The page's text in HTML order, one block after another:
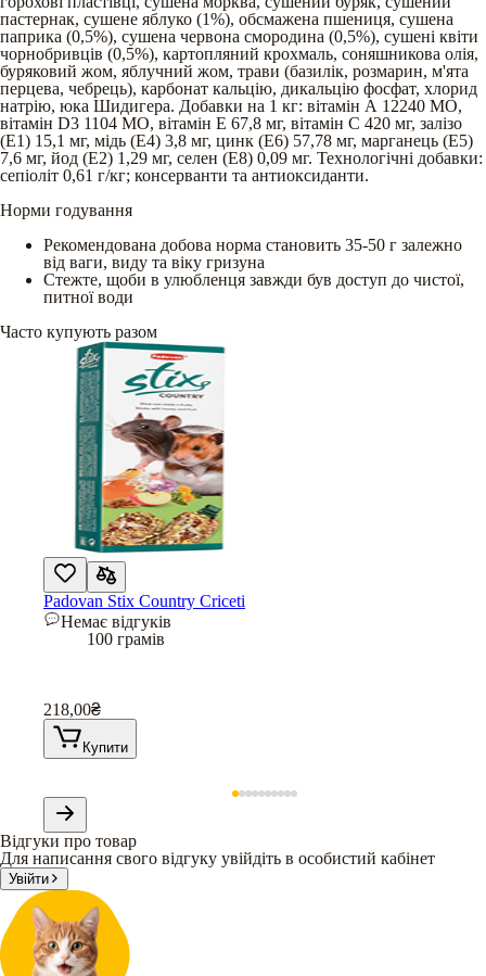
пастернак, сушене яблуко (1%), обсмажена пшениця, сушена
паприка (0,5%), сушена червона смородина (0,5%), сушені квіти
чорнобривців (0,5%), картопляний крохмаль, соняшникова олія,
буряковий жом, яблучний жом, трави (базилік, розмарин, м'ята
перцева, чебрець), карбонат кальцію, дикальцію фосфат, хлорид
натрію, юка Шидигера. Добавки на 1 кг: вітамін А 12240 МО,
вітамін D3 1104 МО, вітамін Е 67,8 мг, вітамін С 420 мг, залізо
(Е1) 15,1 мг, мідь (Е4) 3,8 мг, цинк (Е6) 57,78 мг, марганець (Е5)
7,6 мг, йод (Е2) 1,29 мг, селен (Е8) 0,09 мг. Технологічні добавки:
сепіоліт 0,61 г/кг; консерванти та антиоксиданти.
Норми годування
Рекомендована добова норма становить 35-50 г залежно
від ваги, виду та віку гризуна
Стежте, щоби в улюбленця завжди був доступ до чистої,
питної води
Часто купують разом
Padovan Stix Country Criceti
Немає відгуків
100 грамів
218,00₴
Купити
Відгуки про товар
Для написання свого відгуку увійдіть в особистий кабінет
Увійти